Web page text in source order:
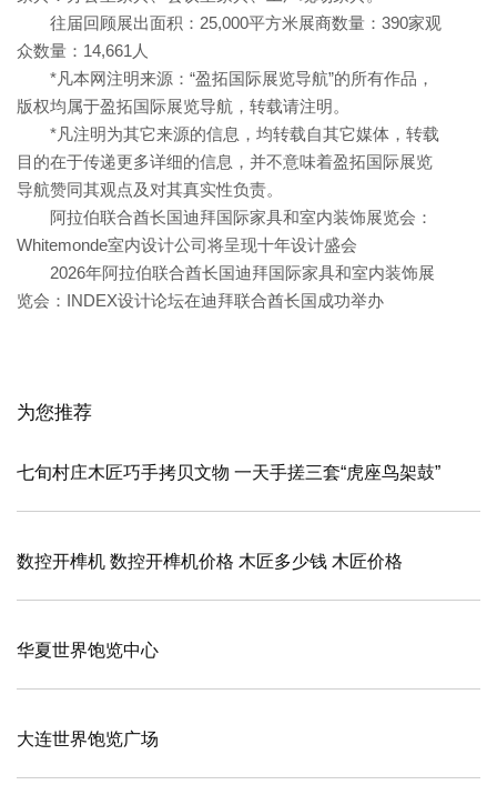
往届回顾展出面积：25,000平方米展商数量：390家观
众数量：14,661人
*凡本网注明来源：“盈拓国际展览导航”的所有作品，
版权均属于盈拓国际展览导航，转载请注明。
*凡注明为其它来源的信息，均转载自其它媒体，转载
目的在于传递更多详细的信息，并不意味着盈拓国际展览
导航赞同其观点及对其真实性负责。
阿拉伯联合酋长国迪拜国际家具和室内装饰展览会：
Whitemonde室内设计公司将呈现十年设计盛会
2026年阿拉伯联合酋长国迪拜国际家具和室内装饰展
览会：INDEX设计论坛在迪拜联合酋长国成功举办
为您推荐
七旬村庄木匠巧手拷贝文物 一天手搓三套“虎座鸟架鼓”
数控开榫机 数控开榫机价格 木匠多少钱 木匠价格
华夏世界饱览中心
大连世界饱览广场